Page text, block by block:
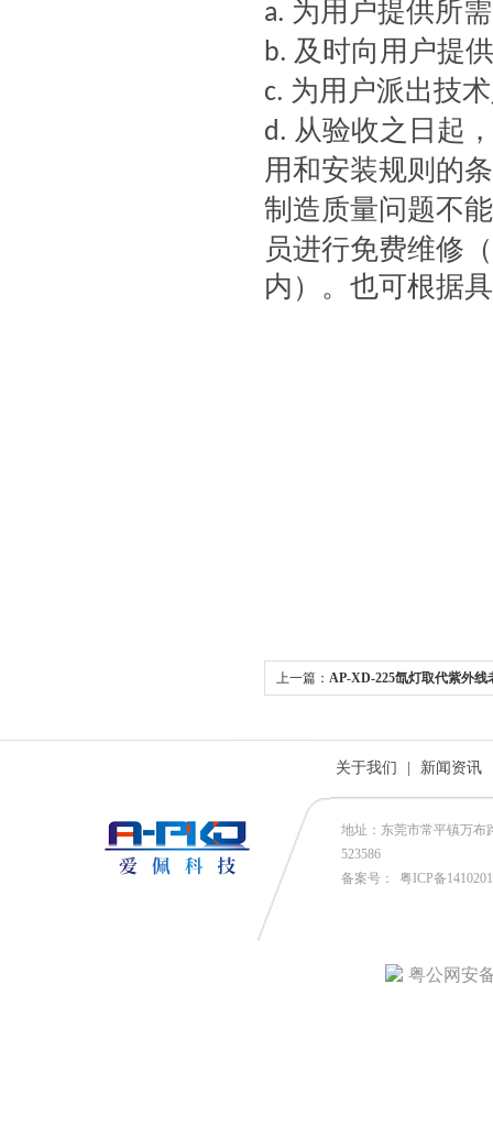
a. 为用户提供所
b. 及时向用户提
c. 为用户派出技
d. 从验收之日起
用和安装规则的
制造质量问题不
员进行免费维修
内）。也可根据
上一篇： AP-XD-225氙灯取代紫外线
关于我们 新闻资讯
地址：东莞市常平镇万布
523586
备案号：
粤ICP备
粤公网安